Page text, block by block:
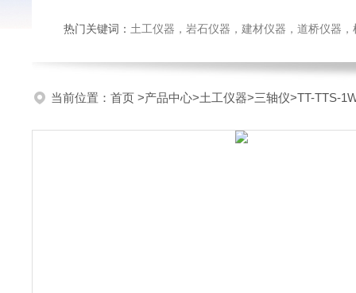
热门关键词： 土工仪器，岩石仪器，建材仪器，道桥仪器，检测
当前位置： 首页 >产品中心>土工仪器>三轴仪>TT-TTS-